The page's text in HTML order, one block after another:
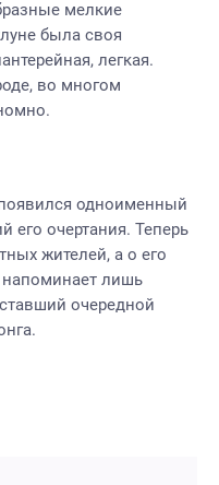
мелкие
была своя
легкая.
во многом
одноименный
очертания. Теперь
жителей, а о его
лишь
очередной